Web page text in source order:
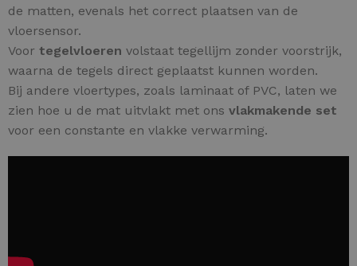
de matten, evenals het correct plaatsen van de
vloersensor.
Voor tegelvloeren volstaat tegellijm zonder voorstrijk,
waarna de tegels direct geplaatst kunnen worden.
Bij andere vloertypes, zoals laminaat of PVC, laten we
zien hoe u de mat uitvlakt met ons vlakmakende set
voor een constante en vlakke verwarming.